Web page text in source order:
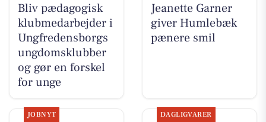
Bliv pædagogisk
klubmedarbejder i
Ungfredensborgs
ungdomsklubber
og gør en forskel
for unge
Jeanette Garner
giver Humlebæk
pænere smil
JOBNYT DAGLIGVARER